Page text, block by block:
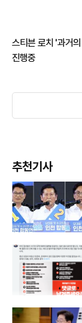
스티븐 로치 '과거
진행중
추천기사